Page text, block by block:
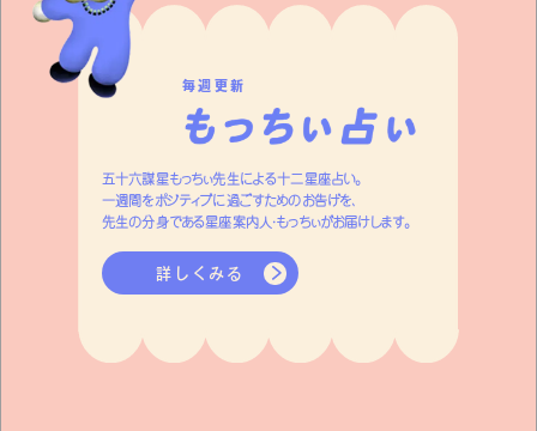
毎週更新
五十六謀星もっちぃ先生による十二星座占い。
一週間をポジティブに過ごすためのお告げを、
先生の分身である星座案内人・もっちぃがお届けします。
詳しくみる